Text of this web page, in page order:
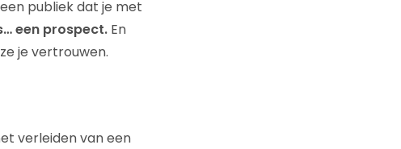
publiek dat je met
een prospect.En
je vertrouwen.
verleiden van een